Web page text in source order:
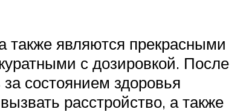
являются прекрасными
с дозировкой. После
состоянием здоровья
расстройство, а также